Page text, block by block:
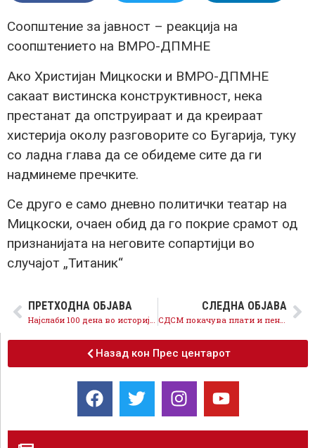
Соопштение за јавност – реакција на
соопштението на ВМРО-ДПМНЕ
Ако Христијан Мицкоски и ВМРО-ДПМНЕ
сакаат вистинска конструктивност, нека
престанат да опструираат и да креираат
хистерија околу разговорите со Бугарија, туку
со ладна глава да се обидеме сите да ги
надминеме пречките.
Се друго е само дневно политички театар на
Мицкоски, очаен обид да го покрие срамот од
признанијата на неговите сопартијци во
случајот „Титаник“
ПРЕТХОДНА ОБЈАВА СЛЕДНА ОБЈАВА
СДСМ покачува плати и пензии, ВМРО-ДПМНЕ блокира
Назад кон Прес центарот